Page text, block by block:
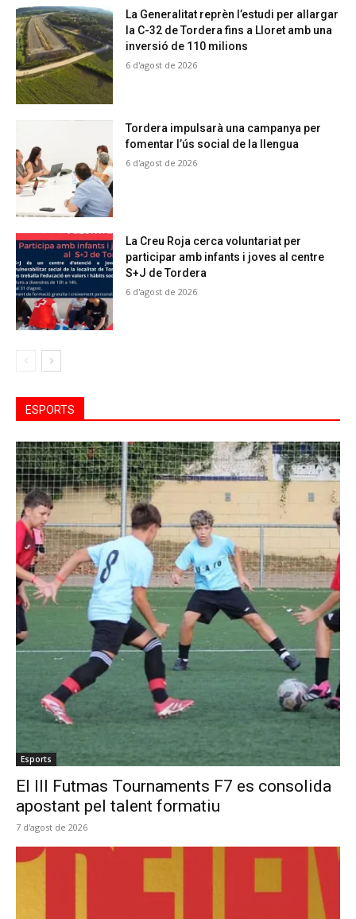
La Generalitat reprèn l’estudi per allargar
la C-32 de Tordera fins a Lloret amb una
inversió de 110 milions
6 d'agost de 2026
Tordera impulsarà una campanya per
fomentar l’ús social de la llengua
6 d'agost de 2026
La Creu Roja cerca voluntariat per
participar amb infants i joves al centre
S+J de Tordera
6 d'agost de 2026
ESPORTS
Esports
El III Futmas Tournaments F7 es consolida
apostant pel talent formatiu
7 d'agost de 2026